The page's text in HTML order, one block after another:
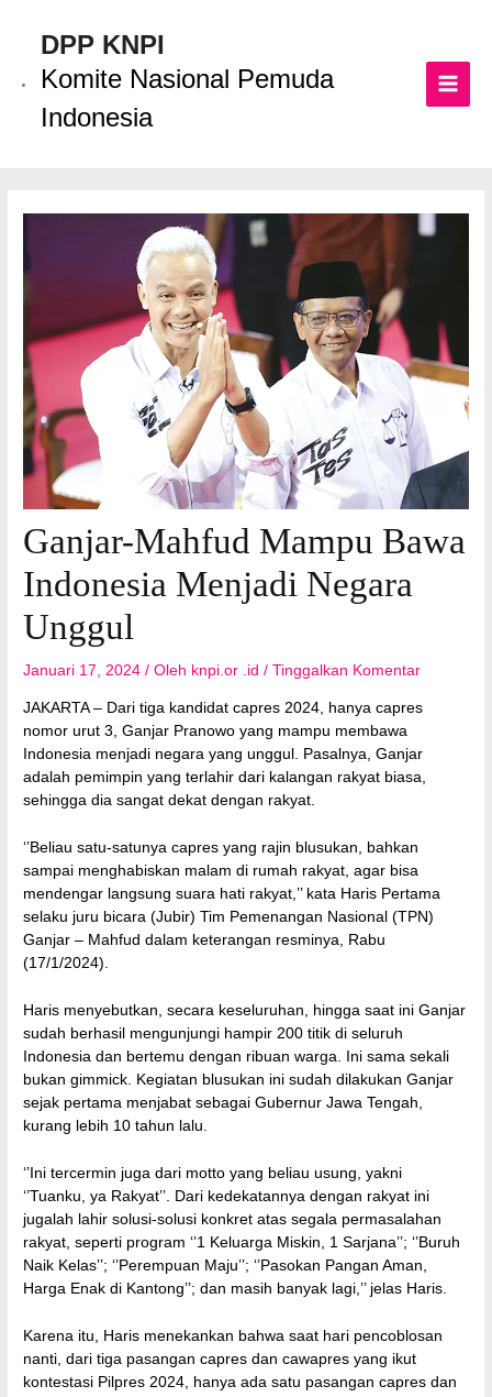
kontenDPP KNPI
Komite Nasional Pemuda
Indonesia
Ganjar-Mahfud Mampu Bawa
Indonesia Menjadi Negara
Unggul
Januari 17, 2024 / Oleh knpi.or .id /Tinggalkan Komentar
JAKARTA – Dari tiga kandidat capres 2024, hanya capres
nomor urut 3, Ganjar Pranowo yang mampu membawa
Indonesia menjadi negara yang unggul. Pasalnya, Ganjar
adalah pemimpin yang terlahir dari kalangan rakyat biasa,
sehingga dia sangat dekat dengan rakyat.
‘’Beliau satu-satunya capres yang rajin blusukan, bahkan
sampai menghabiskan malam di rumah rakyat, agar bisa
mendengar langsung suara hati rakyat,’’ kata Haris Pertama
selaku juru bicara (Jubir) Tim Pemenangan Nasional (TPN)
Ganjar – Mahfud dalam keterangan resminya, Rabu
(17/1/2024).
Haris menyebutkan, secara keseluruhan, hingga saat ini Ganjar
sudah berhasil mengunjungi hampir 200 titik di seluruh
Indonesia dan bertemu dengan ribuan warga. Ini sama sekali
bukan gimmick. Kegiatan blusukan ini sudah dilakukan Ganjar
sejak pertama menjabat sebagai Gubernur Jawa Tengah,
kurang lebih 10 tahun lalu.
‘’Ini tercermin juga dari motto yang beliau usung, yakni
‘’Tuanku, ya Rakyat’’. Dari kedekatannya dengan rakyat ini
jugalah lahir solusi-solusi konkret atas segala permasalahan
rakyat, seperti program ‘’1 Keluarga Miskin, 1 Sarjana’’; ‘’Buruh
Naik Kelas’’; ‘’Perempuan Maju’’; ‘’Pasokan Pangan Aman,
Harga Enak di Kantong’’; dan masih banyak lagi,’’ jelas Haris.
Karena itu, Haris menekankan bahwa saat hari pencoblosan
nanti, dari tiga pasangan capres dan cawapres yang ikut
kontestasi Pilpres 2024, hanya ada satu pasangan capres dan